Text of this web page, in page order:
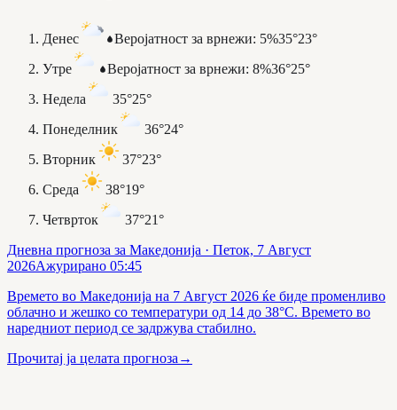
Денес Веројатност за врнежи: 5%35°23°
Утре
Веројатност за врнежи: 8%36°25°
Недела
35°25°
Понеделник
36°24°
Вторник
37°23°
Среда
38°19°
Четврток
37°21°
Дневна прогноза за Македонија · Петок, 7 Август
2026Ажурирано 05:45
Времето во Македонија на 7 Август 2026 ќе биде променливо
облачно и жешко со температури од 14 до 38°C. Времето во
наредниот период се задржува стабилно.
Прочитај ја целата прогноза→